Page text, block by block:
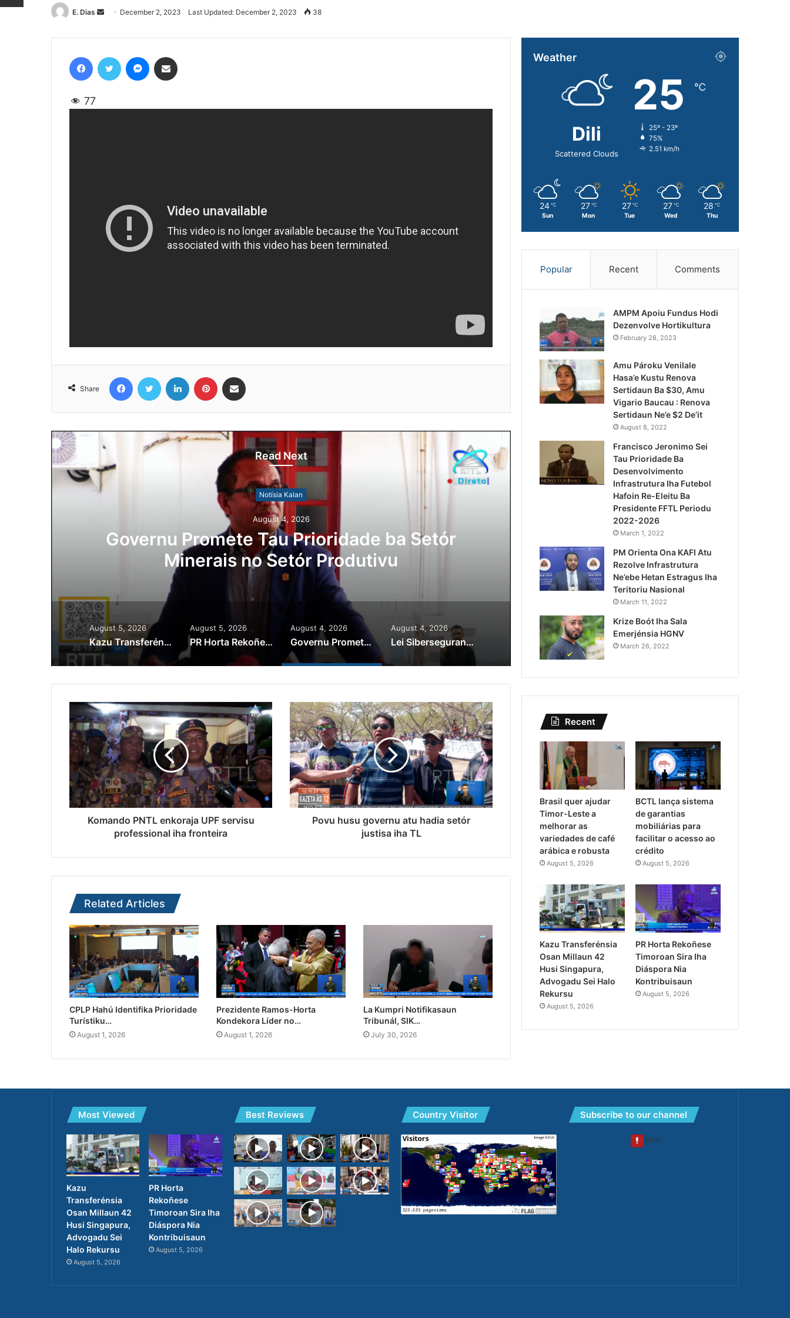
E. Dias
Send
email
December 2, 2023 Last Updated: December 2, 2023 38
77
Share
Read Next
Notísia Kalan
August 4, 2026
Governu Promete Tau Prioridade ba Setór
Minerais no Setór Produtivu
Lei Siberseguransa Ajuda
Kaptura Autór Kriminozu
Estranjeiru
August 5, 2026
Kazu Transferénsia Osan Millaun 42 Husi Singapura, Advogadu Sei Halo Rekursu
August 5, 2026
PR Horta Rekoñese Timoroan Sira Iha Diáspora Nia Kontribuisaun
August 4, 2026
Governu Promete Tau Prioridade ba Setór Minerais no Setór Produtivu
August 4, 2026
Lei Siberseguransa Ajuda Autoridade Polisiál Kaptura Autór Kriminozu ho Paradeiru Iha Estranjeiru
Komando PNTL enkoraja UPF servisu
professional iha fronteira
Povu husu governu atu hadia setór
justisa iha TL
Related Articles
CPLP Hahú Identifika Prioridade
Turístiku…
August 1, 2026
Prezidente Ramos-Horta
Kondekora Líder no…
August 1, 2026
La Kumpri Notifikasaun
Tribunál, SIK…
July 30, 2026
Weather
Dili
Scattered Clouds
25 ℃
25º - 23º
75%
2.51 km/h
24 ℃
Sun
27 ℃
Mon
27 ℃
Tue
27 ℃
Wed
28 ℃
Thu
Popular Recent Comments
AMPM Apoiu Fundus Hodi
Dezenvolve Hortikultura
February 28, 2023
Amu Pároku Venilale
Hasa’e Kustu Renova
Sertidaun Ba $30, Amu
Vigario Baucau : Renova
Sertidaun Ne’e $2 De’it
August 8, 2022
Francisco Jeronimo Sei
Tau Prioridade Ba
Desenvolvimento
Infrastrutura Iha Futebol
Hafoin Re-Eleitu Ba
Presidente FFTL Periodu
2022-2026
March 1, 2022
PM Orienta Ona KAFI Atu
Rezolve Infrastrutura
Ne’ebe Hetan Estragus Iha
Teritoriu Nasional
March 11, 2022
Krize Boót Iha Sala
Emerjénsia HGNV
March 26, 2022
Recent
Brasil quer ajudar
Timor-Leste a
melhorar as
variedades de café
arábica e robusta
August 5, 2026
BCTL lança sistema
de garantias
mobiliárias para
facilitar o acesso ao
crédito
August 5, 2026
Kazu Transferénsia
Osan Millaun 42
Husi Singapura,
Advogadu Sei Halo
Rekursu
August 5, 2026
PR Horta Rekoñese
Timoroan Sira Iha
Diáspora Nia
Kontribuisaun
August 5, 2026
Most Viewed
Kazu
Transferénsia
Osan Millaun 42
Husi Singapura,
Advogadu Sei
Halo Rekursu
August 5, 2026
PR Horta
Rekoñese
Timoroan Sira Iha
Diáspora Nia
Kontribuisaun
August 5, 2026
Best Reviews Country Visitor Subscribe to our channel